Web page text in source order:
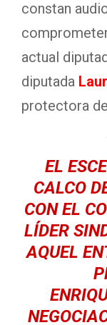
constan
actual
diputada
protectora
EL
CALCO
CON EL
LÍDER
AQUEL